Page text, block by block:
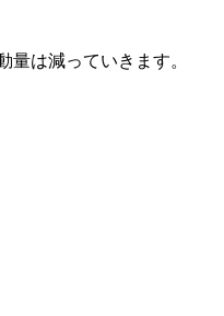
は減っていきます。